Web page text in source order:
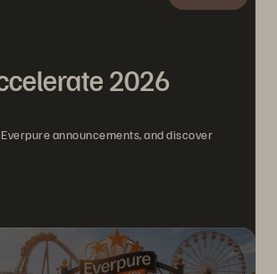
2026
announcements, and discover